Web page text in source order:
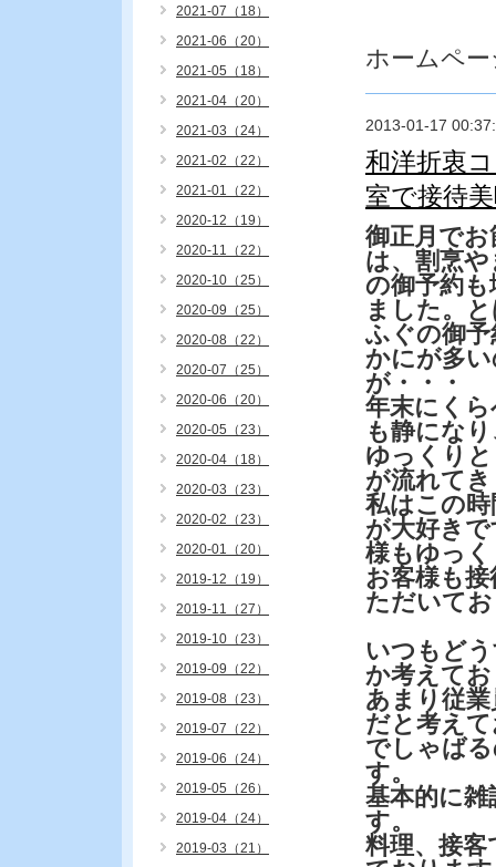
ホームペ
2013-01-17
和洋折衷
室で接待
御正月で
は、割烹
の御予約
ました。
ふぐの御
かにが多
が・・・
年末にく
も静にな
ゆっくり
が流れて
私はこの
が大好き
様もゆっ
お客様も
ただいて
いつもど
か考えて
あまり従
だと考え
でしゃば
す。
基本的に
す。
料理、接
2021-07（18）
2021-06（20）
2021-05（18）
2021-04（20）
2021-03（24）
2021-02（22）
2021-01（22）
2020-12（19）
2020-11（22）
2020-10（25）
2020-09（25）
2020-08（22）
2020-07（25）
2020-06（20）
2020-05（23）
2020-04（18）
2020-03（23）
2020-02（23）
2020-01（20）
2019-12（19）
2019-11（27）
2019-10（23）
2019-09（22）
2019-08（23）
2019-07（22）
2019-06（24）
2019-05（26）
2019-04（24）
2019-03（21）